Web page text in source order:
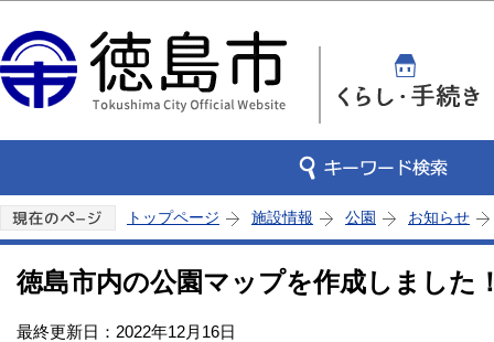
トップページ 施設情報 公園 お知らせ
徳島市内の公園マップを作成しました
最終更新日：2022年12月16日